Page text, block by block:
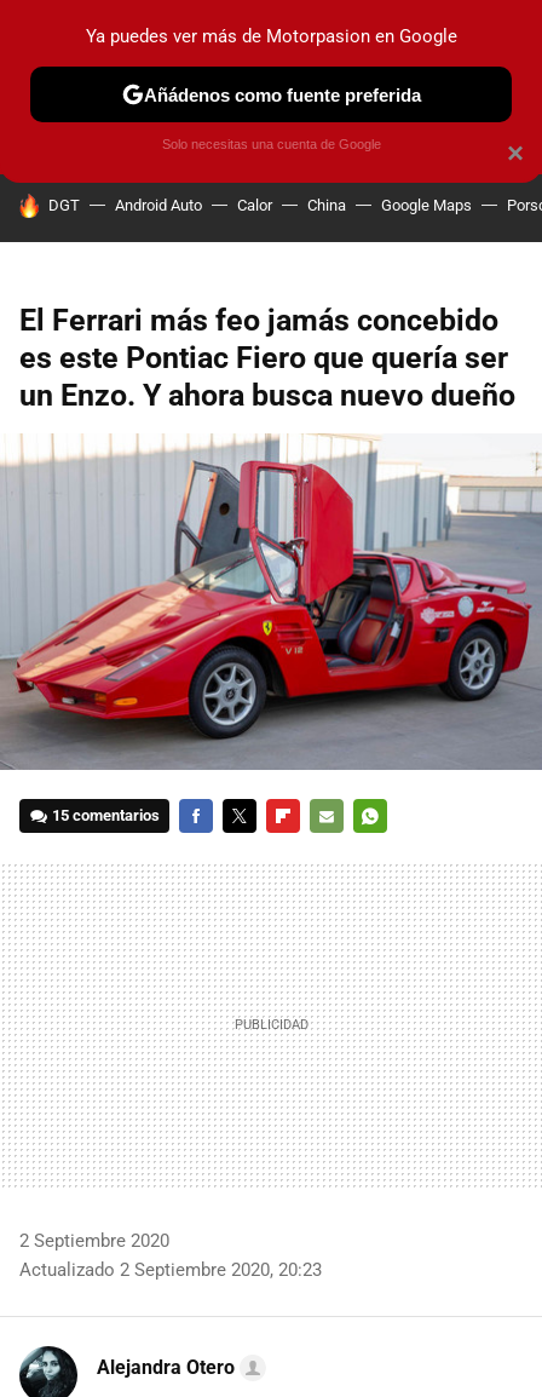
PRUEBAS COCHES ELÉCTRICOS OBSERVATORIO
HOY SE HABLA DE
DGT Android Auto Calor China Google Maps
El Ferrari más feo jamás concebido
es este Pontiac Fiero que quería ser
un Enzo. Y ahora busca nuevo dueño
15 comentarios
MAIL
2 Septiembre 2020
Actualizado 2 Septiembre 2020, 20:23
Alejandra Otero
×
Ya puedes ver más de Motorpasion en Google
Añádenos como fuente preferida
Solo necesitas una cuenta de Google